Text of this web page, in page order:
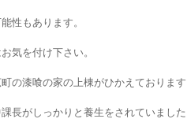
性もあります。
気を付け下さい。
の漆喰の家の上棟がひかえております
長がしっかりと養生をされていました